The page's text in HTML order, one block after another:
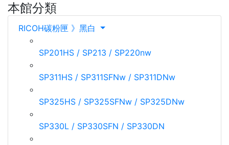
本館分類
RICOH碳粉匣 》黑白
SP201HS / SP213 / SP220nw
SP311HS / SP311SFNw / SP311DNw
SP325HS / SP325SFNw / SP325DNw
SP330L / SP330SFN / SP330DN